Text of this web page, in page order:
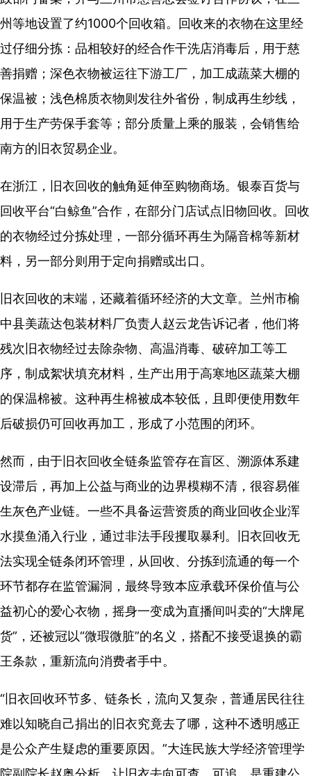
州等地设置了约1000个回收箱。回收来的衣物在这里经
过仔细分拣：品相较好的经合作干洗店消毒后，用于慈
善捐赠；深色衣物被运往下游工厂，加工成蔬菜大棚的
保温被；浅色棉质衣物则发往外省份，制成再生纱线，
用于生产劳保手套等；部分质量上乘的服装，会销售给
南方的旧衣贸易企业。
在浙江，旧衣回收的触角延伸至购物商场。银泰百货与
回收平台“白鲸鱼”合作，在部分门店试点旧物回收。回收
的衣物经过分拣处理，一部分循环再生为隔音棉等新材
料，另一部分则用于定向捐赠或出口。
旧衣回收的末端，还藏着循环经济的大文章。兰州市榆
中县美蔬达包装材料厂负责人赵云龙告诉记者，他们将
残次旧衣物经过去除杂物、高温消毒、破碎加工等工
序，制成絮状填充材料，生产出用于高寒地区蔬菜大棚
的保温棉被。这种再生棉被成本较低，且即便使用数年
后破损仍可回收再加工，形成了小范围的闭环。
然而，由于旧衣回收全链条监管存在盲区、溯源体系建
设滞后，再加上公益与商业的边界模糊不清，很容易催
生灰色产业链。一些不具备运营资质的商业回收企业浑
水摸鱼涌入行业，通过非法手段攫取暴利。旧衣回收无
法实现全链条闭环管理，从回收、分拣到流通的每一个
环节都存在监管漏洞，最终导致本应承载环保价值与公
益初心的爱心衣物，摇身一变成为直播间叫卖的“大牌尾
货”，还被冠以“微瑕微脏”的名义，搭配不接受退换的霸
王条款，重新流向消费者手中。
“旧衣回收环节多、链条长，流向又复杂，普通居民往往
难以知晓自己捐出的旧衣究竟去了哪，这种不透明感正
是公众产生疑虑的重要原因。”大连民族大学经济管理学